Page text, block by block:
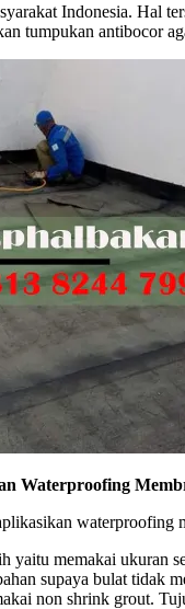
Indonesia. Hal
tumpukan antibocor
Waterproofing
waterproofing
yaitu memakai ukuran
supaya bulat tidak
non shrink grout.